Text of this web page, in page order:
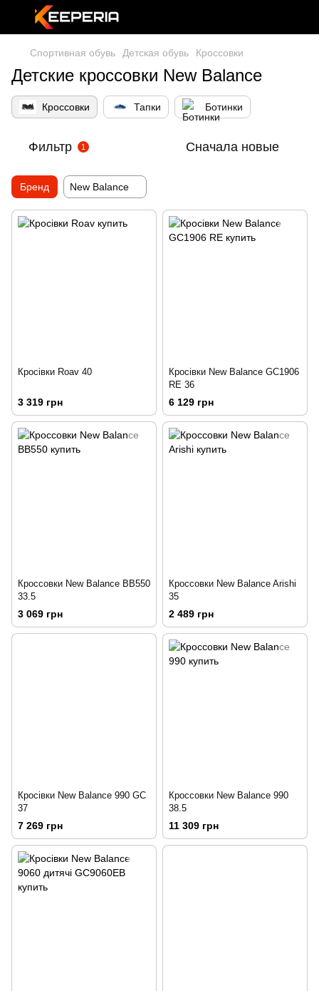
Спортивная обувь Детская обувь Кроссовки
Детские кроссовки New Balance
Кроссовки Тапки Ботинки
Фильтр 1 Сначала новые
Бренд New Balance
Кросівки Roav 40
3 319 грн
Кросівки New Balance GC1906
RE 36
6 129 грн
Кроссовки New Balance BB550
33.5
3 069 грн
Кроссовки New Balance Arishi
35
2 489 грн
Кросівки New Balance 990 GC
37
7 269 грн
Кроссовки New Balance 990
38.5
11 309 грн